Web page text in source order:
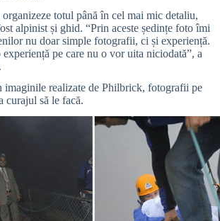
organizeze totul până în cel mai mic detaliu,
alpinist și ghid. “Prin aceste ședințe foto îmi
nu doar simple fotografii, ci și experiență.
pe care nu o vor uita niciodată”, a
imaginile realizate de Philbrick, fotografii pe
curajul să le facă.